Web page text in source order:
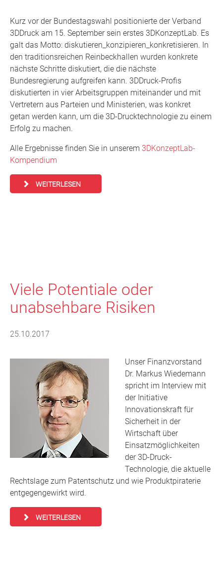
Kurz vor der Bundestagswahl positionierte der Verband
3DDruck am 15. September sein erstes 3DKonzeptLab. Es
galt das Motto: diskutieren_konzipieren_konkretisieren. In
den traditionsreichen Reinbeckhallen wurden konkrete
nächste Schritte diskutiert, die die nächste
Bundesregierung aufgreifen kann. 3DDruck-Profis
diskutierten in vier Arbeitsgruppen miteinander und mit
Vertretern aus Parteien und Ministerien, was konkret
getan werden kann, um die 3D-Drucktechnologie zu einem
Erfolg zu machen.
Alle Ergebnisse finden Sie in unserem 3DKonzeptLab-
Kompendium
WEITERLESEN
Viele Potentiale oder
unabsehbare Risiken
25.10.2017
Unser Finanzvorstand
Dr. Markus Wiedemann
spricht im Interview mit
der Initiative
Innovationskraft für
Sicherheit in der
Wirtschaft über
Einsatzmöglichkeiten
der 3D-Druck-
Technologie, die aktuelle
Rechtslage zum Patentschutz und wie Produktpiraterie
entgegengewirkt wird.
WEITERLESEN